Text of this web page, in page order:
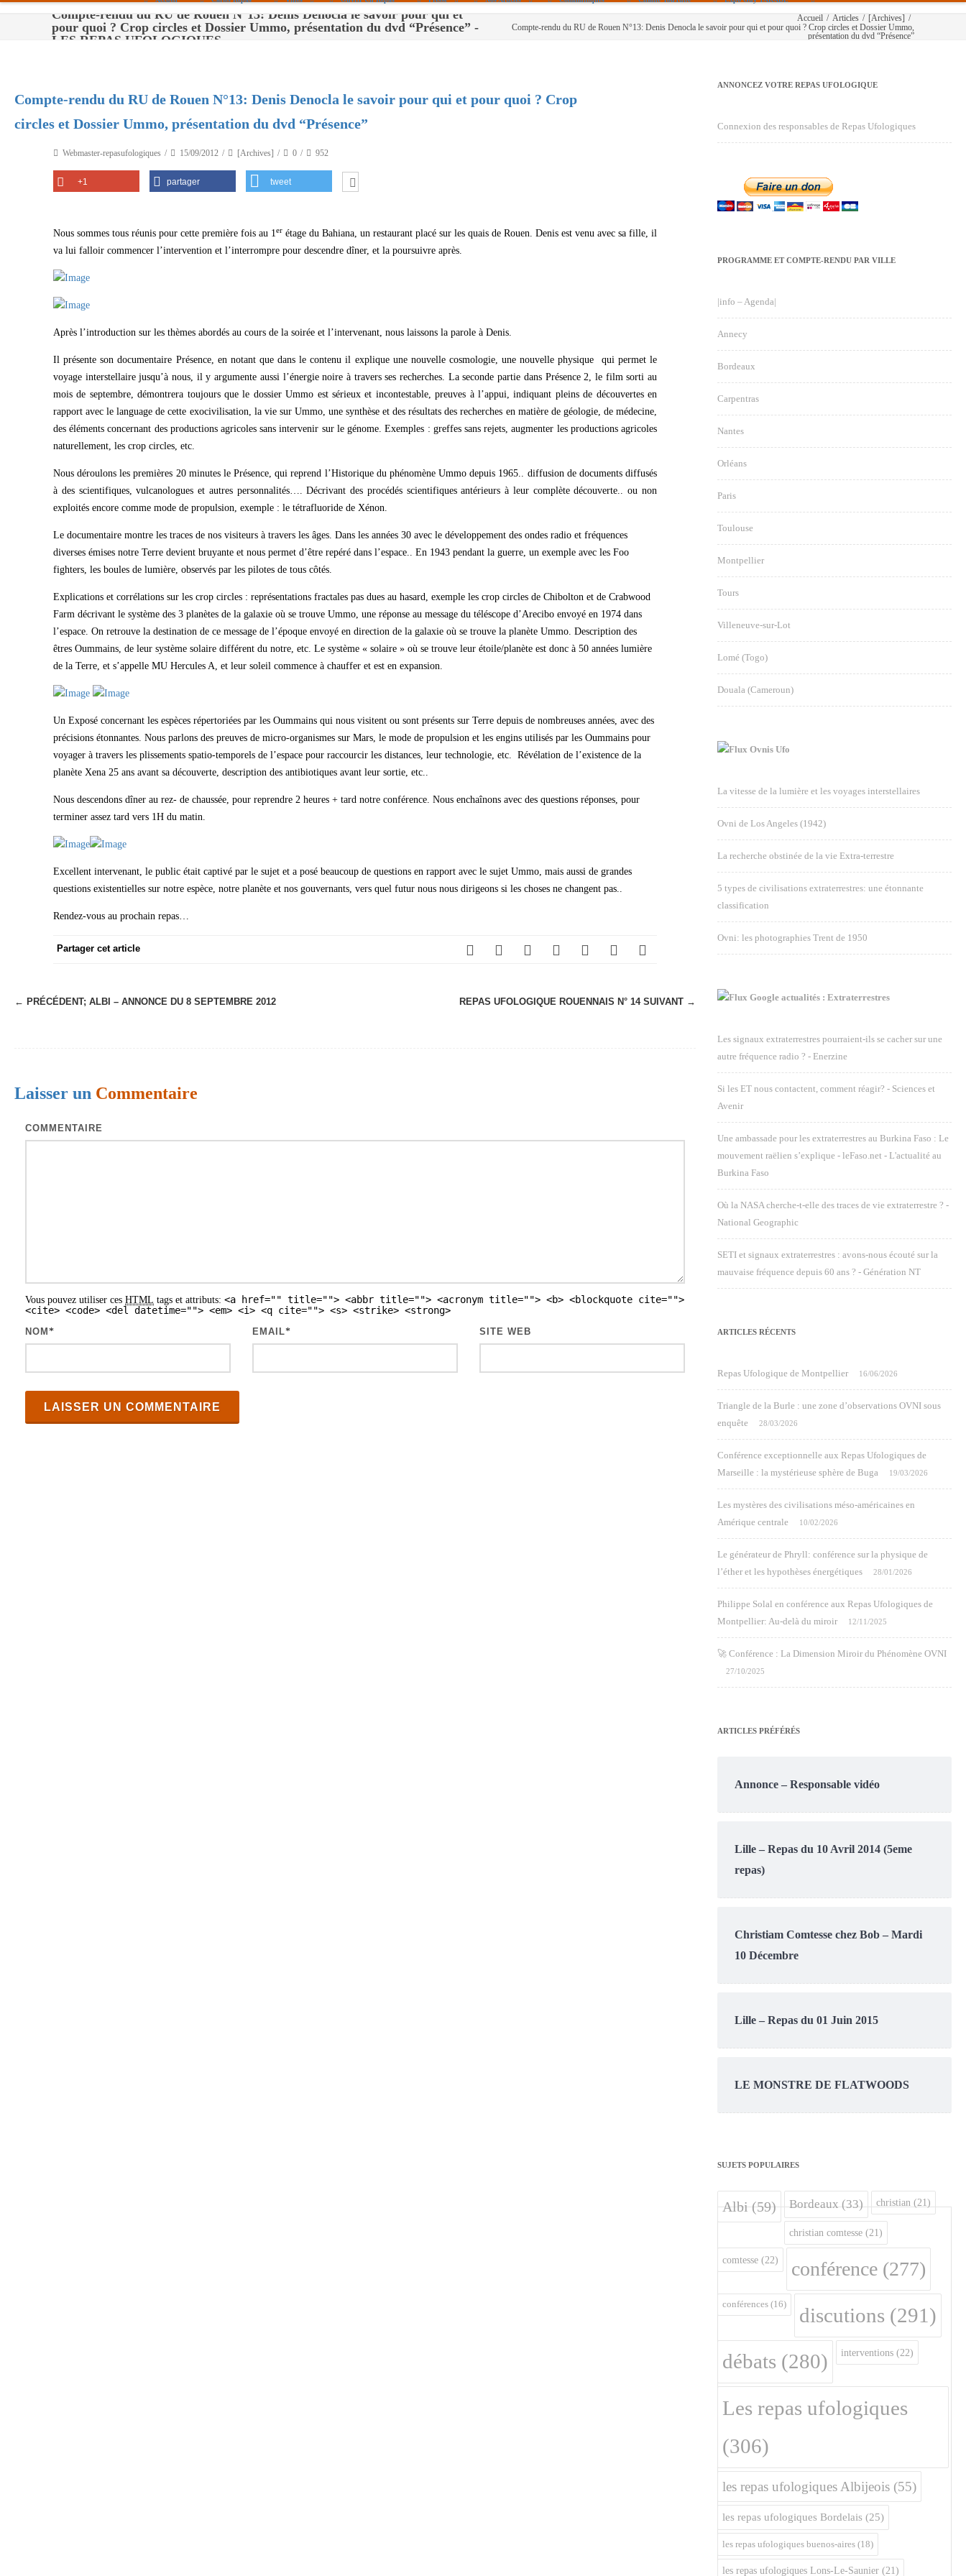
Paris Politique De Cookies (UE)|info – Agenda|
Non Assigné
Compte-rendu du RU de Rouen N°13: Denis Denocla le savoir pour qui et
pour quoi ? Crop circles et Dossier Ummo, présentation du dvd “Présence” -
LES REPAS UFOLOGIQUES
Accueil / Articles / [Archives] /
Compte-rendu du RU de Rouen N°13: Denis Denocla le savoir pour qui et pour quoi ? Crop circles et Dossier Ummo,
présentation du dvd “Présence”
Compte-rendu du RU de Rouen N°13: Denis Denocla le savoir pour qui et pour quoi ? Crop
circles et Dossier Ummo, présentation du dvd “Présence”
Webmaster-repasufologiques 15/09/2012 [Archives] 0 952
+1 partager tweet
Nous sommes tous réunis pour cette première fois au 1er étage du Bahiana, un restaurant placé sur les quais de Rouen. Denis est venu avec sa fille, il
va lui falloir commencer l’intervention et l’interrompre pour descendre dîner, et la poursuivre après.
Après l’introduction sur les thèmes abordés au cours de la soirée et l’intervenant, nous laissons la parole à Denis.
Il présente son documentaire Présence, en notant que dans le contenu il explique une nouvelle cosmologie, une nouvelle physique qui permet le
voyage interstellaire jusqu’à nous, il y argumente aussi l’énergie noire à travers ses recherches. La seconde partie dans Présence 2, le film sorti au
mois de septembre, démontrera toujours que le dossier Ummo est sérieux et incontestable, preuves à l’appui, indiquant pleins de découvertes en
rapport avec le language de cette exocivilisation, la vie sur Ummo, une synthèse et des résultats des recherches en matière de géologie, de médecine,
des éléments concernant des productions agricoles sans intervenir sur le génome. Exemples : greffes sans rejets, augmenter les productions agricoles
naturellement, les crop circles, etc.
Nous déroulons les premières 20 minutes le Présence, qui reprend l’Historique du phénomène Ummo depuis 1965.. diffusion de documents diffusés
à des scientifiques, vulcanologues et autres personnalités…. Décrivant des procédés scientifiques antérieurs à leur complète découverte.. ou non
exploités encore comme mode de propulsion, exemple : le tétrafluoride de Xénon.
Le documentaire montre les traces de nos visiteurs à travers les âges. Dans les années 30 avec le développement des ondes radio et fréquences
diverses émises notre Terre devient bruyante et nous permet d’être repéré dans l’espace.. En 1943 pendant la guerre, un exemple avec les Foo
fighters, les boules de lumière, observés par les pilotes de tous côtés.
Explications et corrélations sur les crop circles : représentations fractales pas dues au hasard, exemple les crop circles de Chibolton et de Crabwood
Farm décrivant le système des 3 planètes de la galaxie où se trouve Ummo, une réponse au message du téléscope d’Arecibo envoyé en 1974 dans
l’espace. On retrouve la destination de ce message de l’époque envoyé en direction de la galaxie où se trouve la planète Ummo. Description des
êtres Oummains, de leur système solaire différent du notre, etc. Le système « solaire » où se trouve leur étoile/planète est donc à 50 années lumière
de la Terre, et s’appelle MU Hercules A, et leur soleil commence à chauffer et est en expansion.
Un Exposé concernant les espèces répertoriées par les Oummains qui nous visitent ou sont présents sur Terre depuis de nombreuses années, avec des
précisions étonnantes. Nous parlons des preuves de micro-organismes sur Mars, le mode de propulsion et les engins utilisés par les Oummains pour
voyager à travers les plissements spatio-temporels de l’espace pour raccourcir les distances, leur technologie, etc. Révélation de l’existence de la
planète Xena 25 ans avant sa découverte, description des antibiotiques avant leur sortie, etc..
Nous descendons dîner au rez- de chaussée, pour reprendre 2 heures + tard notre conférence. Nous enchaînons avec des questions réponses, pour
terminer assez tard vers 1H du matin.
Excellent intervenant, le public était captivé par le sujet et a posé beaucoup de questions en rapport avec le sujet Ummo, mais aussi de grandes
questions existentielles sur notre espèce, notre planète et nos gouvernants, vers quel futur nous nous dirigeons si les choses ne changent pas..
Rendez-vous au prochain repas…
Partager cet article
N
g
← PRÉCÉDENT; ALBI – ANNONCE DU 8 SEPTEMBRE 2012 REPAS UFOLOGIQUE ROUENNAIS N° 14 SUIVANT →
Laisser un Commentaire
COMMENTAIRE
Vous pouvez utiliser ces HTML tags et attributs: <a href="" title=""> <abbr title=""> <acronym title=""> <b> <blockquote cite="">
<cite> <code> <del datetime=""> <em> <i> <q cite=""> <s> <strike> <strong>
NOM * EMAIL* SITE WEB
ANNONCEZ VOTRE REPAS UFOLOGIQUE
Connexion des responsables de Repas Ufologiques
PROGRAMME ET COMPTE-RENDU PAR VILLE
|info – Agenda|
Annecy
Bordeaux
Carpentras
Nantes
Orléans
Paris
Toulouse
Montpellier
Tours
Villeneuve-sur-Lot
Lomé (Togo)
Douala (Cameroun)
Ovnis Ufo
La vitesse de la lumière et les voyages interstellaires
Ovni de Los Angeles (1942)
La recherche obstinée de la vie Extra-terrestre
5 types de civilisations extraterrestres: une étonnante
classification
Ovni: les photographies Trent de 1950
Google actualités : Extraterrestres
Les signaux extraterrestres pourraient-ils se cacher sur une
autre fréquence radio ? - Enerzine
Si les ET nous contactent, comment réagir? - Sciences et
Avenir
Une ambassade pour les extraterrestres au Burkina Faso : Le
mouvement raëlien s’explique - leFaso.net - L'actualité au
Burkina Faso
Où la NASA cherche-t-elle des traces de vie extraterrestre ? -
National Geographic
SETI et signaux extraterrestres : avons-nous écouté sur la
mauvaise fréquence depuis 60 ans ? - Génération NT
ARTICLES RÉCENTS
Repas Ufologique de Montpellier 16/06/2026
Triangle de la Burle : une zone d’observations OVNI sous
enquête
28/03/2026
Conférence exceptionnelle aux Repas Ufologiques de
Marseille : la mystérieuse sphère de Buga
19/03/2026
Les mystères des civilisations méso-américaines en
Amérique centrale
10/02/2026
Le générateur de Phryll: conférence sur la physique de
l’éther et les hypothèses énergétiques
28/01/2026
Philippe Solal en conférence aux Repas Ufologiques de
Montpellier: Au-delà du miroir
12/11/2025
🚀 Conférence : La Dimension Miroir du Phénomène OVNI
27/10/2025
ARTICLES PRÉFÉRÉS
Annonce – Responsable vidéo
Lille – Repas du 10 Avril 2014 (5eme
repas)
Christiam Comtesse chez Bob – Mardi
10 Décembre
Lille – Repas du 01 Juin 2015
LE MONSTRE DE FLATWOODS
SUJETS POPULAIRES
Albi(59) Bordeaux(33) christian (21)
christian comtesse (21)
comtesse (22) conférence (277)
conférences (16) discutions (291)
débats (280) interventions (22)
Les repas ufologiques
(306)
les repas ufologiques Albijeois (55)
les repas ufologiques Bordelais (25)
les repas ufologiques buenos-aires (18)
les repas ufologiques Lons-Le-Saunier (21)